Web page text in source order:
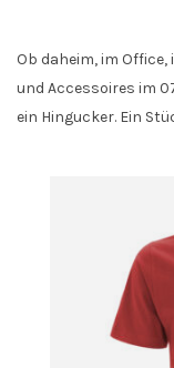
Ob daheim, im
und Accessoires im
ein Hingucker. Ein